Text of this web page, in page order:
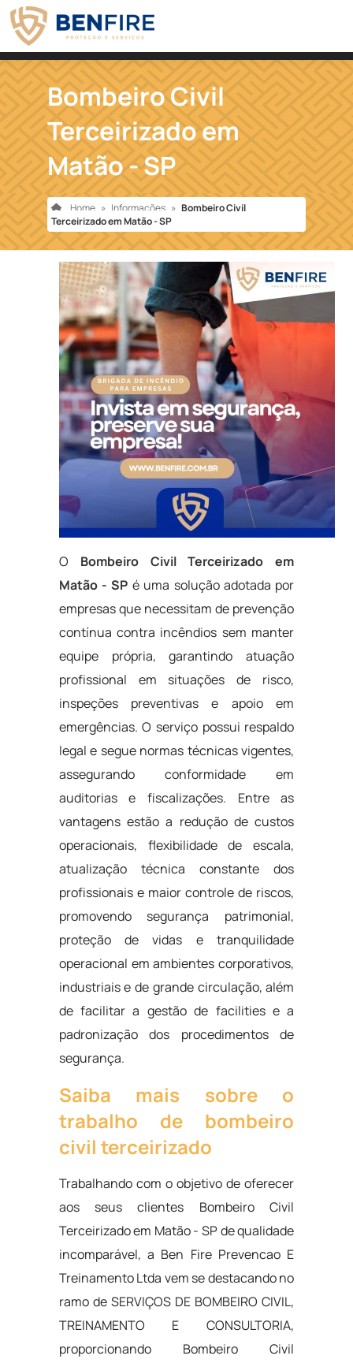
Bombeiro Civil
Terceirizado em
Matão - SP
Home » Informações » Bombeiro Civil
Terceirizado em Matão - SP
O Bombeiro Civil Terceirizado em
Matão - SP é uma solução adotada por
empresas que necessitam de prevenção
contínua contra incêndios sem manter
equipe própria, garantindo atuação
profissional em situações de risco,
inspeções preventivas e apoio em
emergências. O serviço possui respaldo
legal e segue normas técnicas vigentes,
assegurando conformidade em
auditorias e fiscalizações. Entre as
vantagens estão a redução de custos
operacionais, flexibilidade de escala,
atualização técnica constante dos
profissionais e maior controle de riscos,
promovendo segurança patrimonial,
proteção de vidas e tranquilidade
operacional em ambientes corporativos,
industriais e de grande circulação, além
de facilitar a gestão de facilities e a
padronização dos procedimentos de
segurança.
Saiba mais sobre o
trabalho de bombeiro
civil terceirizado
Trabalhando com o objetivo de oferecer
aos seus clientes Bombeiro Civil
Terceirizado em Matão - SP de qualidade
incomparável, a Ben Fire Prevencao E
Treinamento Ltda vem se destacando no
ramo de SERVIÇOS DE BOMBEIRO CIVIL,
TREINAMENTO E CONSULTORIA,
proporcionando Bombeiro Civil